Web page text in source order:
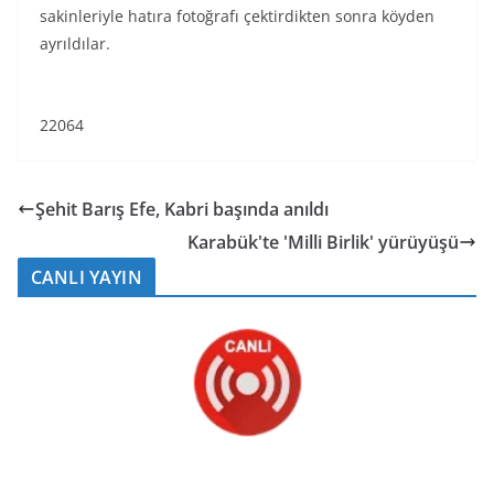
sakinleriyle hatıra fotoğrafı çektirdikten sonra köyden
ayrıldılar.
22064
Şehit Barış Efe, Kabri başında anıldı
Karabük'te 'Milli Birlik' yürüyüşü
CANLI YAYIN